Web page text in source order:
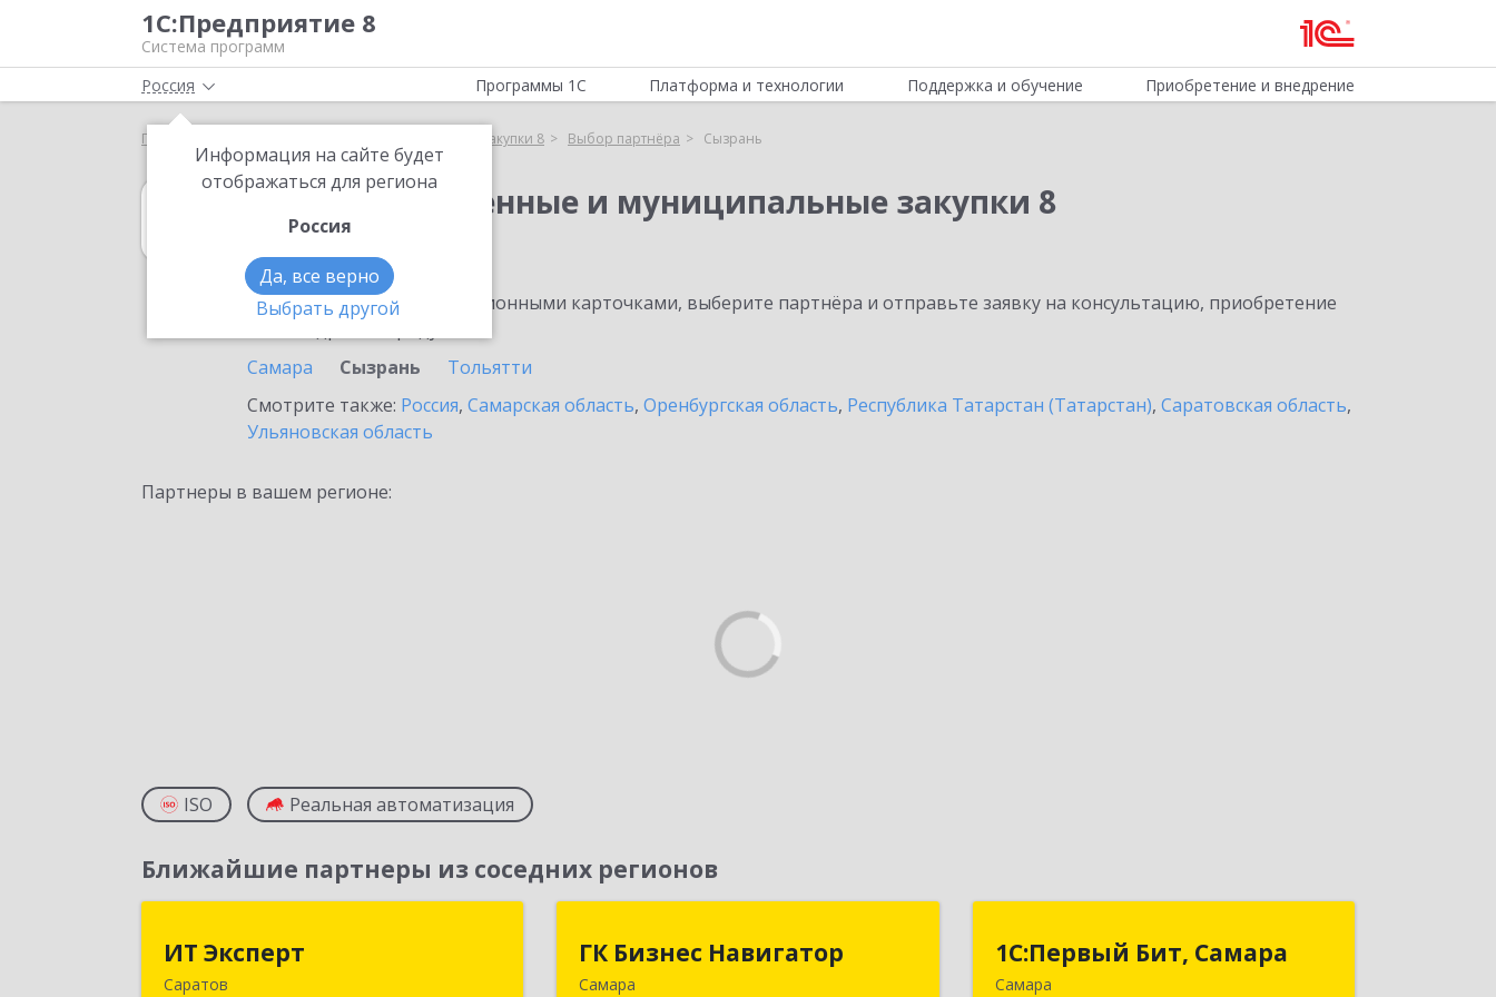
1С:Предприятие 8
Система программ
Россия
Информация на сайте будет
отображаться для региона
Россия
Да, все верно
Выбрать другой
Программы 1С Платформа и технологии Поддержка и обучение Приобретение и внедрение
Главная 1С:Государственные и муниципальные закупки 8 Выбор партнёра Сызрань
1С:Государственные и муниципальные закупки 8
в Сызрани
Ознакомьтесь с информационными карточками, выберите партнёра и отправьте заявку на консультацию, приобретение
Самара
Сызрань
Тольятти
Смотрите также: Россия, Самарская область, Оренбургская область, Республика Татарстан (Татарстан), Саратовская область,
Ульяновская область
Партнеры в вашем регионе:
ISO Реальная автоматизация
Ближайшие партнеры из соседних регионов
ИТ Эксперт
Саратов
410009, Саратовская обл, Саратов г,
ГК Бизнес Навигатор
Самара443080, Самарская обл, Самара г,
1С:Первый Бит, Самара
Самара
1С:Первый Бит, Самара
443013, Самарская обл, Самара г,